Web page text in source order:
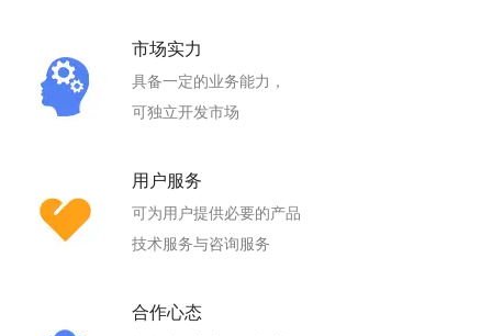
市场实力
具备一定的业务能力，
可独立开发市场
用户服务
可为用户提供必要的产品
技术服务与咨询服务
合作心态